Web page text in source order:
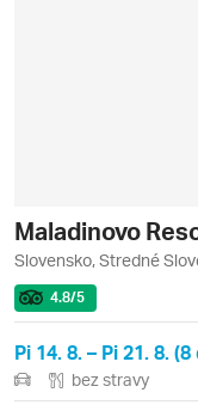
Maladinovo
Slovensko, Stredné
4.8/5
Pi 14. 8. – Pi 21. 8. (8
bez stravy